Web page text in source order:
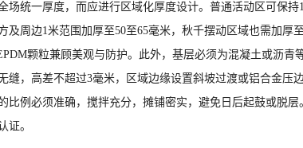
场统一厚度，而应进行区域化厚度设计。普通活动区可保
及周边1米范围加厚至50至65毫米，秋千摆动区域也需加
颗粒兼顾美观与防护。此外，基层必须为混凝土或沥
缝，高差不超过3毫米，区域边缘设置斜坡过渡或铝合金压
比例必须准确，搅拌充分，摊铺密实，避免日后起鼓或脱
证。